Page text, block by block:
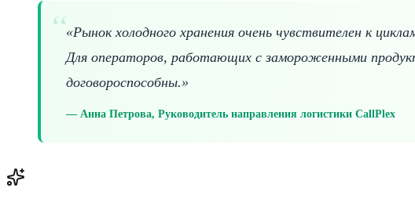
«Рынок холодного хранения очень чувствителен к
Для операторов, работающих с замороженными
договороспособны.»
Анна Петрова, Руководитель направления логистики CallPlex